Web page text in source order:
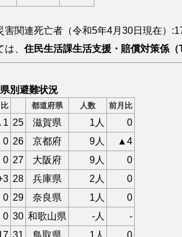
害関連死亡者（令和5年4月30日現在）:
、 住民生活課生活支援・賠償対策係
別避難状況
都道府県 人数 前月比
25 滋賀県 1人
0
0 26 京都府 9人
▲4
0 27 大阪府 9人
0
28 兵庫県 2人
0
0 29 奈良県 1人
0
0 30 和歌山県 -人
-
31 鳥取県 1人
0